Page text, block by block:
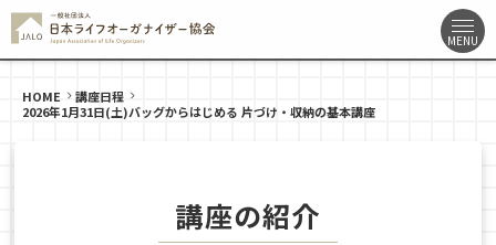
HOME
講座日程
2026年1月31日(土)バッグからはじめる 片づけ・収納の基本講座
講座の紹介